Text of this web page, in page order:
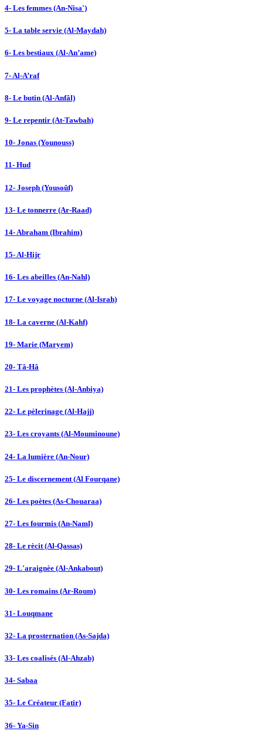
4- Les femmes (An-Nisa')
5- La table servie (Al-Maydah)
6- Les bestiaux (Al-An’ame)
7- Al-A’raf
8- Le butin (Al-Anfâl)
9- Le repentir (At-Tawbah)
10- Jonas (Younouss)
11- Hud
12- Joseph (Yousoûf)
13- Le tonnerre (Ar-Raad)
14- Abraham (Ibrahim)
15- Al-Hijr
16- Les abeilles (An-Nahl)
17- Le voyage nocturne (Al-Israh)
18- La caverne (Al-Kahf)
19- Marie (Maryem)
20- Tâ-Hâ
21- Les prophètes (Al-Anbiya)
22- Le pèlerinage (Al-Hajj)
23- Les croyants (Al-Mouminoune)
24- La lumière (An-Nour)
25- Le discernement (Al Fourqane)
26- Les poètes (As-Chouaraa)
27- Les fourmis (An-Naml)
28- Le rècit (Al-Qassas)
29- L'araignèe (Al-Ankabout)
30- Les romains (Ar-Roum)
31- Louqmane
32- La prosternation (As-Sajda)
33- Les coalisés (Al-Ahzab)
34- Sabaa
35- Le Créateur (Fatir)
36- Ya-Sin